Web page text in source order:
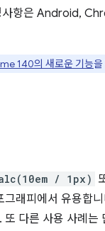
사항은 Android,
140의 새로운 기능을
/ 1px)
래피에서 유용합
다른 사용 사례